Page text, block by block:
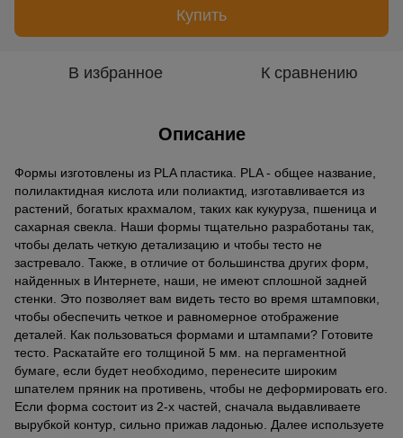
Купить
В избранное К сравнению
Описание
Формы изготовлены из PLA пластика. PLA - общее название,
полилактидная кислота или полиактид, изготавливается из
растений, богатых крахмалом, таких как кукуруза, пшеница и
сахарная свекла. Наши формы тщательно разработаны так,
чтобы делать четкую детализацию и чтобы тесто не
застревало. Также, в отличие от большинства других форм,
найденных в Интернете, наши, не имеют сплошной задней
стенки. Это позволяет вам видеть тесто во время штамповки,
чтобы обеспечить четкое и равномерное отображение
деталей. Как пользоваться формами и штампами? Готовите
тесто. Раскатайте его толщиной 5 мм. на пергаментной
бумаге, если будет необходимо, перенесите широким
шпателем пряник на противень, чтобы не деформировать его.
Если форма состоит из 2-х частей, сначала выдавливаете
вырубкой контур, сильно прижав ладонью. Далее используете